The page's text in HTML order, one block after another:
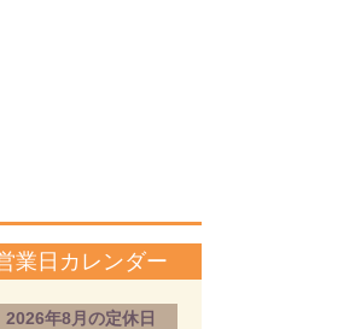
業日カレンダー
2026年8月の定休日